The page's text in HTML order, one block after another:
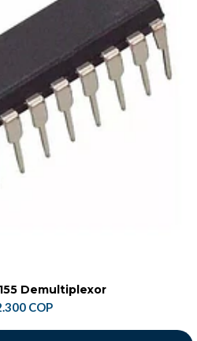
Demultiplexor
COP